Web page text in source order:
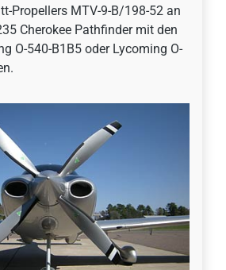
Propellers MTV-9-B/198-52 an
Cherokee Pathfinder mit den
O-540-B1B5 oder Lycoming O-